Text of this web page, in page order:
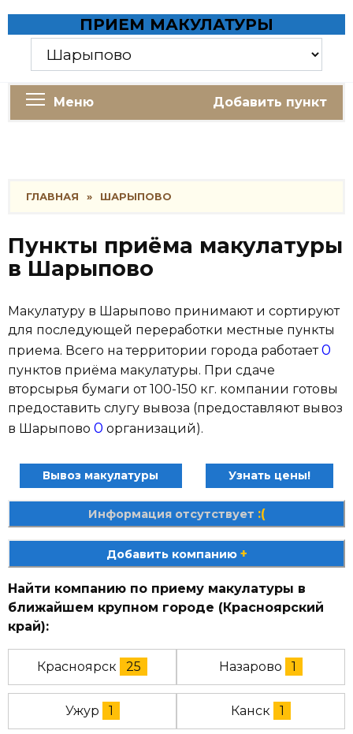
content
ПРИЕМ МАКУЛАТУРЫ
Меню Добавить пункт
ГЛАВНАЯ » ШАРЫПОВО
Пункты приёма макулатуры
в Шарыпово
Макулатуру в Шарыпово принимают и сортируют
для последующей переработки местные пункты
приема. Всего на территории города работает0
пунктов приёма макулатуры. При сдаче
вторсырья бумаги от 100-150 кг. компании готовы
предоставить слугу вывоза (предоставляют вывоз
в Шарыпово 0 организаций).
Вывоз макулатуры Узнать цены!
Информация отсутствует :(
Добавить компанию +
Найти компанию по приему макулатуры в
ближайшем крупном городе (Красноярский
край):
Красноярск 25 Назарово 1
Ужур 1 Канск 1